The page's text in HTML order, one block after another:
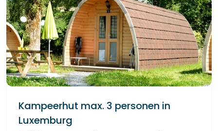
Kampeerhut max. 3 personen in
Luxemburg